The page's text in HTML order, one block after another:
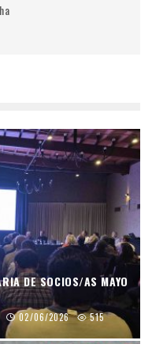
DE SOCIOS/AS MAYO
02/06/2026 515